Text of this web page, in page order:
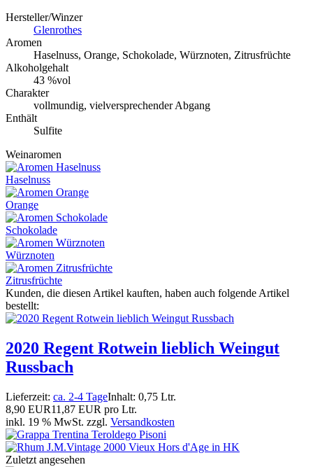
Hersteller/Winzer
Glenrothes
Aromen
Haselnuss, Orange, Schokolade, Würznoten, Zitrusfrüchte
Alkoholgehalt
43 %vol
Charakter
vollmundig, vielversprechender Abgang
Enthält
Sulfite
Weinaromen
Haselnuss
Orange
Schokolade
Würznoten
Zitrusfrüchte
Kunden, die diesen Artikel kauften, haben auch folgende Artikel
bestellt:
2020 Regent Rotwein lieblich Weingut
Russbach
Lieferzeit: ca. 2-4 TageInhalt: 0,75 Ltr.
8,90 EUR11,87 EUR pro Ltr.
inkl. 19 % MwSt. zzgl. Versandkosten
Zuletzt angesehen